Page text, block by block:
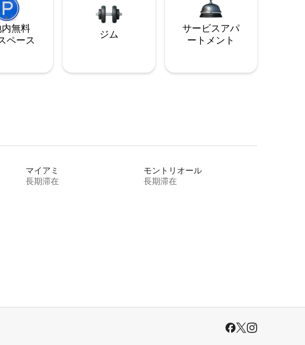
無料
ペ⁠ー⁠ス
ジム
サービスアパ
ートメント
マイアミ
長期滞在
モントリオール
長期滞在